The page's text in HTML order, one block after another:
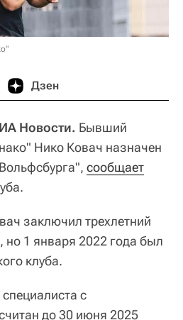
Дзен
Новости. Бывший
Нико Ковач назначен
сообщает
заключил трехлетний
но 1 января 2022 года был
клуба.
с
до 30 июня 2025